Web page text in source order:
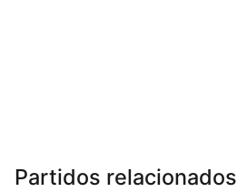
Partidos relacionados